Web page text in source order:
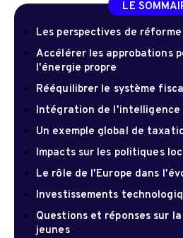
LE
Les perspectives de
Accélérer les approbations
l'énergie propre
Rééquilibrer le système
Intégration de
Un exemple global de
Impacts sur les politiques
Le rôle de l'Europe dans
Investissements
Questions et réponses sur
jeunes